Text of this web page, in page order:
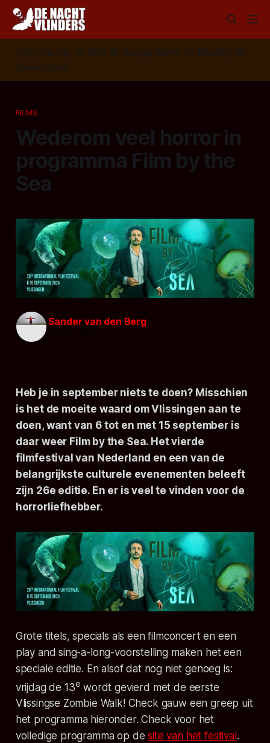
Volg ons op: 📣 RSS 📰 Google News 🦋 Bluesky
✉️
Nieuwsbrief
FILMS
Wederom veel horror in
programma Film by the
Sea
Sander van den Berg
Heb je in september niets te doen? Misschien
is het de moeite waard om Vlissingen aan te
doen, want van 6 tot en met 15 september is
daar weer Film by the Sea. Het vierde
filmfestival van Nederland en een van de
belangrijkste culturele evenementen beleeft
zijn 26e editie. En er is veel te vinden voor de
horrorliefhebber.
Grote titels, specials als een filmconcert en een
play and sing-a-long-voorstelling maken het een
speciale editie. En alsof dat nog niet genoeg is:
vrijdag de 13e wordt gevierd met de eerste
Vlissingse Zombie Walk! Check gauw een greep uit
het programma hieronder. Check voor het
volledige programma op desite van het festival .